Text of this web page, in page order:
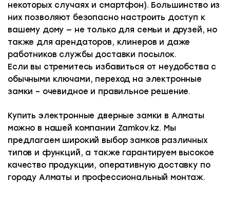
некоторых случаях и смартфон). Большинство из
них позволяют безопасно настроить доступ к
вашему дому — не только для семьи и друзей, но
также для арендаторов, клинеров и даже
работников службы доставки посылок.
Если вы стремитесь избавиться от неудобства с
обычными ключами, переход на электронные
замки – очевидное и правильное решение.
Купить электронные дверные замки в Алматы
можно в нашей компании Zamkov.kz. Мы
предлагаем широкий выбор замков различных
типов и функций, а также гарантируем высокое
качество продукции, оперативную доставку по
городу Алматы и профессиональный монтаж.